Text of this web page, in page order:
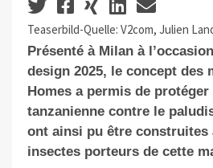
Teaserbild-Quelle: V2com, Julien
Présenté à Milan à
design 2025, le concept des
Homes a permis de
tanzanienne contre le
ont ainsi pu être construites
insectes porteurs de cette